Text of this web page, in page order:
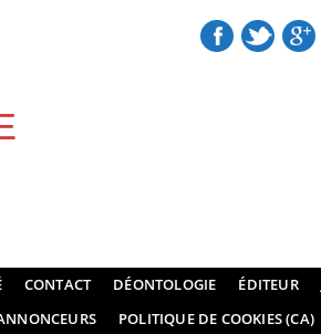
CONTACT DÉONTOLOGIE ÉDITEUR
POLITIQUE DE COOKIES (CA)